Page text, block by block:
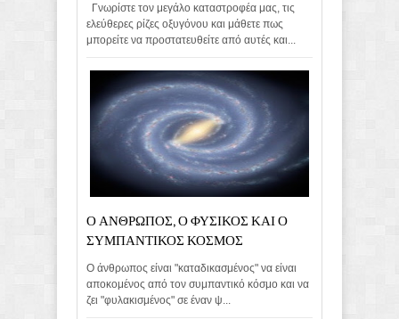
Γνωρίστε τον μεγάλο καταστροφέα μας, τις
ελεύθερες ρίζες οξυγόνου και μάθετε πως
μπορείτε να προστατευθείτε από αυτές και...
Ο ΑΝΘΡΩΠΟΣ, Ο ΦΥΣΙΚΟΣ ΚΑΙ Ο
ΣΥΜΠΑΝΤΙΚΟΣ ΚΟΣΜΟΣ
Ο άνθρωπος είναι "καταδικασμένος" να είναι
αποκομένος από τον συμπαντικό κόσμο και να
ζει "φυλακισμένος" σε έναν ψ...